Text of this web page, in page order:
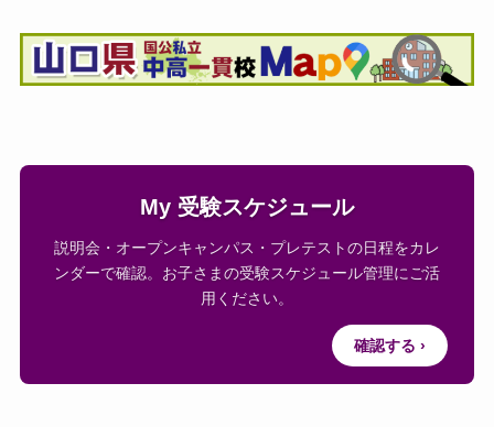
My 受験スケジュール
説明会・オープンキャンパス・プレテストの日程をカレ
ンダーで確認。お子さまの受験スケジュール管理にご活
用ください。
確認する ›